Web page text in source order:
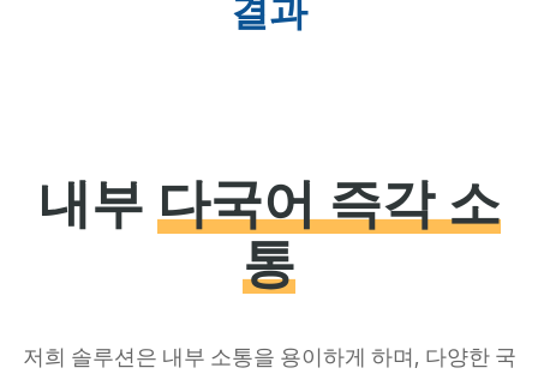
결과
내부 다국어 즉각 소
통
저희 솔루션은 내부 소통을 용이하게 하며, 다양한 국